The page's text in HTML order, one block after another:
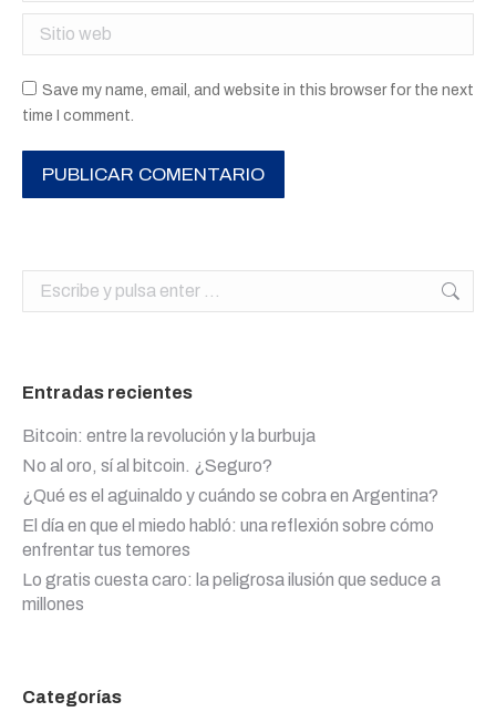
Sitio web
Save my name, email, and website in this browser for the next
time I comment.
PUBLICAR COMENTARIO
Buscar:
Entradas recientes
Bitcoin: entre la revolución y la burbuja
No al oro, sí al bitcoin. ¿Seguro?
¿Qué es el aguinaldo y cuándo se cobra en Argentina?
El día en que el miedo habló: una reflexión sobre cómo
enfrentar tus temores
Lo gratis cuesta caro: la peligrosa ilusión que seduce a
millones
Categorías